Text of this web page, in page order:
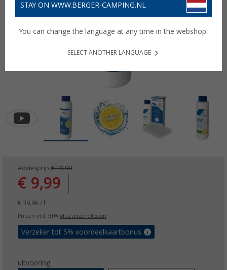
Adviesprijs € 10,90
€ 9,99
€ 39,96 / l
Prijzen incl. BTW plus verzendkosten
Verzeker tot 5% voordeelkaartbonus
uitvoering
STAY ON WWW.BERGER-CAMPING.NL
You can change the language at any time in the webshop.
SELECT ANOTHER LANGUAGE